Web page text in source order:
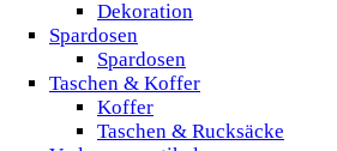
Dekoration
Spardosen
Spardosen
Taschen & Koffer
Koffer
Taschen & Rucksäcke